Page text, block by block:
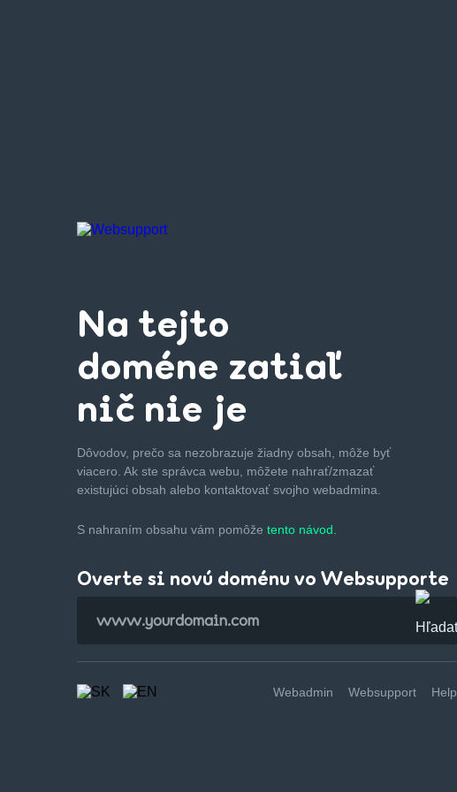
Na tejto
doméne zatiaľ
nič nie je
Dôvodov, prečo sa nezobrazuje žiadny obsah, môže byť
viacero. Ak ste správca webu, môžete nahrať/zmazať
existujúci obsah alebo kontaktovať svojho webadmina.
S nahraním obsahu vám pomôže tento návod.
Overte si novú doménu vo Websupporte
Webadmin Websupport Help